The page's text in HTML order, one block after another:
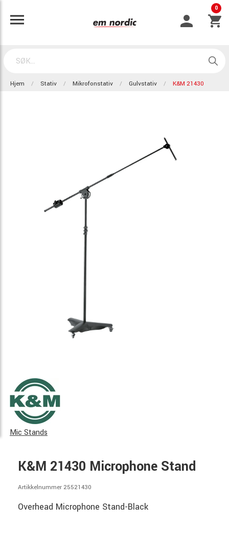
0
Hjem Stativ Mikrofonstativ Gulvstativ K&M 21430
Mic Stands
K&M 21430 Microphone Stand
Artikkelnummer 25521430
Overhead Microphone Stand-Black